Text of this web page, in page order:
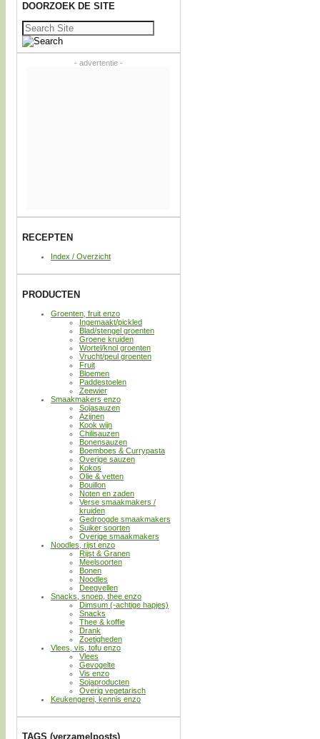
DOORZOEK DE SITE
Zoeken
naar:
- advertentie -
RECEPTEN
Index / Overzicht
PRODUCTEN
Groenten, fruit enzo
Ingemaakt/pickled
Blad/stengel groenten
Groene kruiden
Wortel/knol groenten
Vrucht/peul groenten
Fruit
Bloemen
Paddestoelen
Zeewier
Smaakmakers enzo
Sojasauzen
Azijnen
Kook wijn
Chilisauzen
Bonensauzen
Boemboes & Currypasta
Overige sauzen
Kokos
Olie & vetten
Bouillon
Noten en zaden
Verse smaakmakers /
kruiden
Gedroogde smaakmakers
Suiker soorten
Overige smaakmakers
Noodles, rijst enzo
Rijst & Granen
Meelsoorten
Bonen
Noodles
Deegvellen
Snacks, snoep, thee enzo
Dimsum (-achtige hapjes)
Snacks
Thee & koffie
Drank
Zoetigheden
Vlees, vis, tofu enzo
Vlees
Gevogelte
Vis enzo
Sojaproducten
Overig vegetarisch
Keukengerei, kennis enzo
TAGS (verzamelposts)